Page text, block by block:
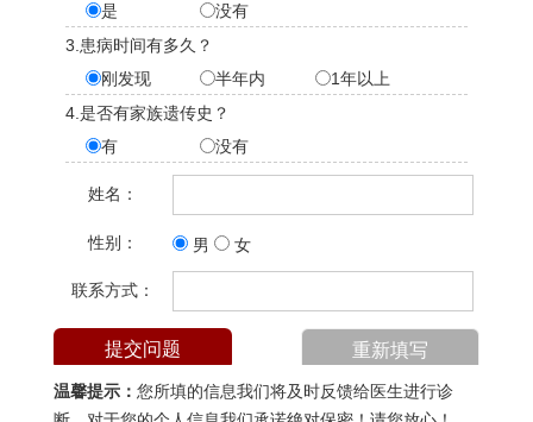
是
没有
3.患病时间有多久？
刚发现
半年内
1年以上
4.是否有家族遗传史？
有
没有
姓名：
性别： 男 女
联系方式：
温馨提示： 您所填的信息我们将及时反馈给医生进行诊